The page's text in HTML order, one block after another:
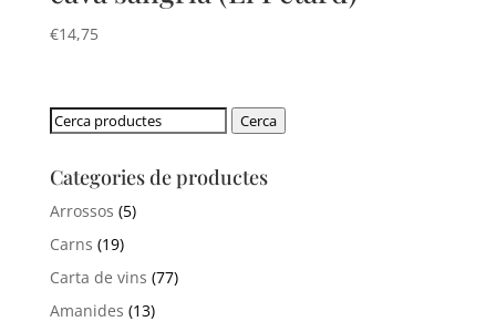
€14,75
Cerca: Cerca
Categories de productes
Arrossos (5)
Carns (19)
Carta de vins (77)
Amanides (13)